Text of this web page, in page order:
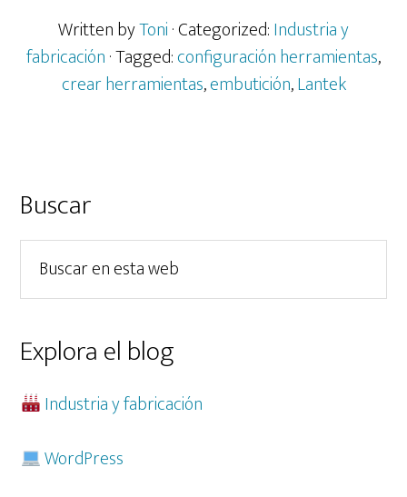
de
embutida
en
Written byToni· Categorized:Industria y
fabricación· Tagged:configuración herramientas,
crear herramientas,embutición,Lantek
Barra
lateral
principal
Buscar
esta
web
Explora el blog
Industria y fabricación
WordPress